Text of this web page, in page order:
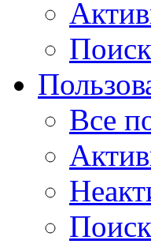
Все